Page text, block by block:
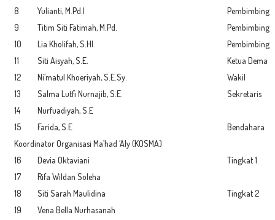
8
Yulianti, M.Pd.I
Pembimbing
9
Titim Siti Fatimah, M.Pd.
Pembimbing
10
Lia Kholifah, S.HI.
Pembimbing
11
Siti Aisyah, S.E.
Ketua Dema
12
Ni’matul Khoeriyah, S.E.Sy.
Wakil
13
Salma Lutfi Nurnajib, S.E.
Sekretaris
14
Nurfuadiyah, S.E
15
Farida, S.E
Bendahara
Koordinator Organisasi Ma’had ‘Aly (KOSMA)
16
Devia Oktaviani
Tingkat 1
17
Rifa Wildan Soleha
18
Siti Sarah Maulidina
Tingkat 2
19
Vena Bella Nurhasanah